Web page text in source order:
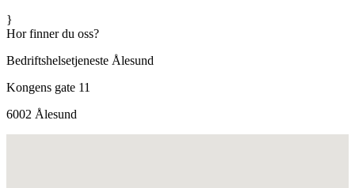
}
Hor finner du oss?
Bedriftshelsetjeneste Ålesund
Kongens gate 11
6002 Ålesund